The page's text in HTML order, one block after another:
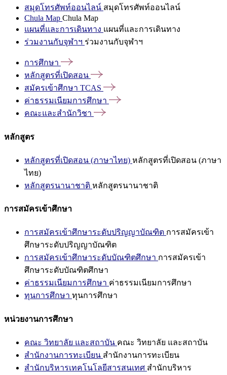
สมุดโทรศัพท์ออนไลน์ สมุดโทรศัพท์ออนไลน์
Chula Map Chula Map
แผนที่และการเดินทาง แผนที่และการเดินทาง
ร่วมงานกับจุฬาฯ ร่วมงานกับจุฬาฯ
การศึกษา
หลักสูตรที่เปิดสอน
สมัครเข้าศึกษา TCAS
ค่าธรรมเนียมการศึกษา
คณะและสำนักวิชา
หลักสูตร
หลักสูตรที่เปิดสอน (ภาษาไทย) หลักสูตรที่เปิดสอน (ภาษา
ไทย)
หลักสูตรนานาชาติ หลักสูตรนานาชาติ
การสมัครเข้าศึกษา
การสมัครเข้าศึกษาระดับปริญญาบัณฑิต การสมัครเข้า
ศึกษาระดับปริญญาบัณฑิต
การสมัครเข้าศึกษาระดับบัณฑิตศึกษา การสมัครเข้า
ศึกษาระดับบัณฑิตศึกษา
ค่าธรรมเนียมการศึกษา ค่าธรรมเนียมการศึกษา
ทุนการศึกษา ทุนการศึกษา
หน่วยงานการศึกษา
คณะ วิทยาลัย และสถาบัน คณะ วิทยาลัย และสถาบัน
สำนักงานการทะเบียน สำนักงานการทะเบียน
สำนักบริหารเทคโนโลยีสารสนเทศ สำนักบริหาร